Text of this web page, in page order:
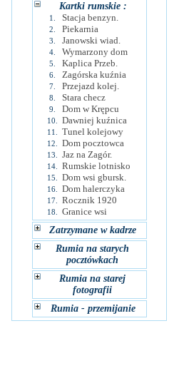
Kartki rumskie :
1. Stacja benzyn.
2. Piekarnia
3. Janowski wiad.
4. Wymarzony dom
5. Kaplica Przeb.
6. Zagórska kuźnia
7. Przejazd kolej.
8. Stara checz
9. Dom w Krępcu
10. Dawniej kuźnica
11. Tunel kolejowy
12. Dom pocztowca
13. Jaz na Zagór.
14. Rumskie lotnisko
15. Dom wsi gbursk.
16. Dom halerczyka
17. Rocznik 1920
18.
Granice wsi
Zatrzymane w kadrze
Rumia na starych
pocztówkach
Rumia na starej
fotografii
Rumia - przemijanie